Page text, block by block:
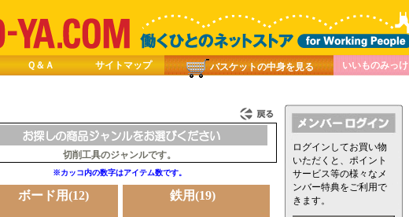
切削工具のジャンルです。
※カッコ内の数字はアイテム数です。
ボード用(12) 鉄用(19)
ログインしてお買い物
いただくと、ポイント
サービス等の様々なメ
ンバー特典をご利用で
きます。
Ｑ＆Ａ サイトマップ バスケットの中身を見る いいものみっけ